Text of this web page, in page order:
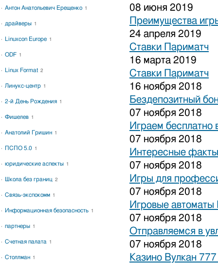
08 июня 2019
Преимущества
24 апреля 2019
Ставки Париматч
16 марта 2019
Ставки Париматч
16 ноября 2018
Бездепозитный
07 ноября 2018
Играем бесплатно
07 ноября 2018
Интересные
07 ноября 2018
Игры для
07 ноября 2018
Игровые автоматы
07 ноября 2018
Отправляемся в
07 ноября 2018
Казино Вулкан
Антон Анатольевич Ерещенко 1
драйверы 1
Linuxcon Europe 1
ODF 1
Linux Format 2
Линукс-центр 1
2-й День Рождения 1
Фишелев 1
Анатолий Гришин 1
ПСПО 5.0 1
юридические аспекты 1
Школа без границ 2
Связь-экспокомм 1
Информационная безопасность 1
партнеры 1
Счетная палата 1
Столлман 1